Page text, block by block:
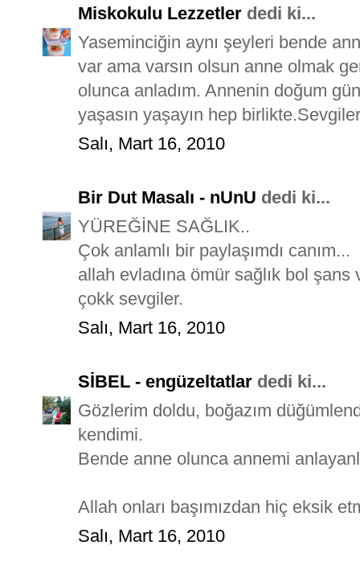
Miskokulu Lezzetler dedi ki...
Yaseminciğin aynı şeyleri bende
var ama varsın olsun anne olmak
olunca anladım. Annenin doğum
yaşasın yaşayın hep
Salı, Mart 16, 2010
Bir Dut Masalı - nUnU dedi ki...
YÜREĞİNE SAĞLIK..
Çok anlamlı bir paylaşımdı canım...
allah evladına ömür sağlık bol
çokk sevgiler.
Salı, Mart 16, 2010
SİBEL - engüzeltatlar dedi ki...
Gözlerim doldu, boğazım
kendimi.
Bende anne olunca annemi
Allah onları başımızdan hiç eksik
Salı, Mart 16, 2010